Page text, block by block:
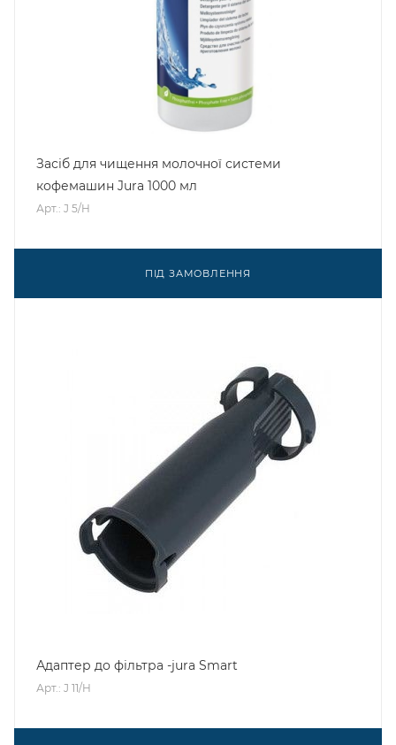
Засіб для чищення молочної системи
кофемашин Jura 1000 мл
Арт.: J 5/H
ПІД ЗАМОВЛЕННЯ
Адаптер до фільтра -jura Smart
Арт.: J 11/H